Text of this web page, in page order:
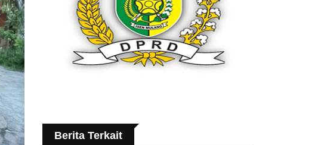
Berita Terkait